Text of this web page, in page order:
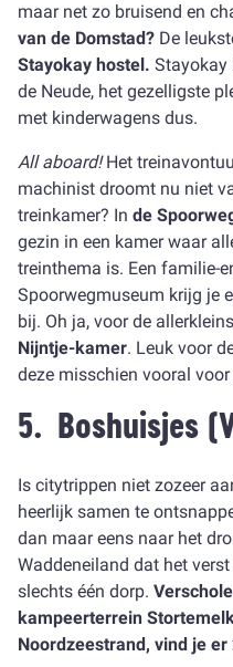
maar net zo bruisend en
van de Domstad? De
Stayokay hostel. Stayokay
de Neude, het gezelligste
met kinderwagens dus.
All aboard!Het
machinist droomt nu niet
treinkamer? In de
gezin in een kamer waar
treinthema is. Een familie-
Spoorwegmuseum krijg je
bij. Oh ja, voor de
Nijntje-kamer. Leuk voor
deze misschien vooral voor
5. Boshuisjes
Is citytrippen niet zozeer
heerlijk samen te
dan maar eens naar het
Waddeneiland dat het
slechts één dorp.
kampeerterrein
Noordzeestrand, vind je